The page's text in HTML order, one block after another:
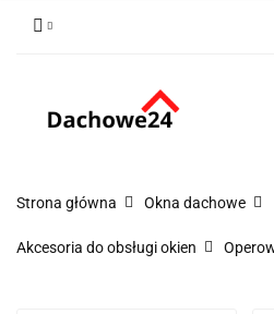
Strona główna Okna dachowe
Akcesoria do obsługi okien